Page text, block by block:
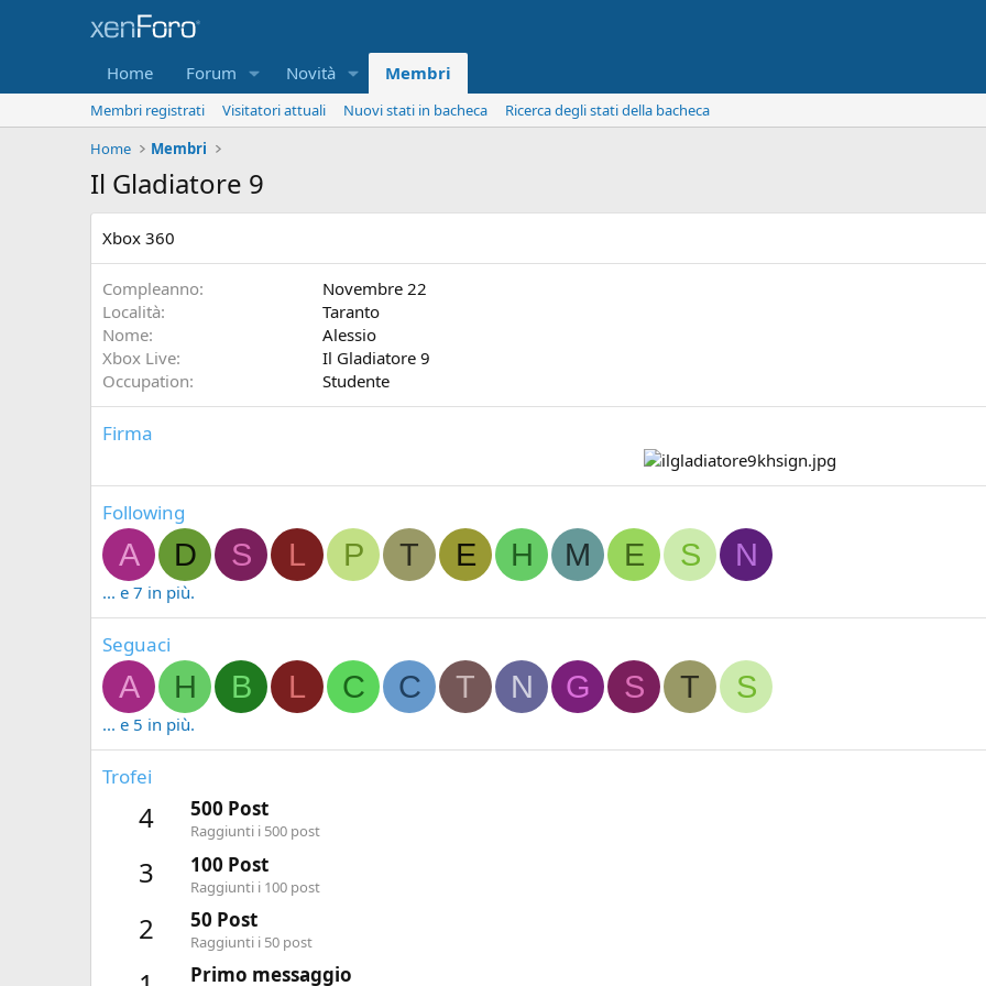
Home Forum Novità Membri
Membri registrati Visitatori attuali Nuovi stati in bacheca
Ricerca degli stati della bacheca
Home
Membri
Il Gladiatore 9
Xbox 360
Compleanno
Novembre 22
Località
Taranto
Nome
Alessio
Xbox Live
Il Gladiatore 9
Occupation
Studente
Firma
Following
A D S L P T E H M E S N
... e 7 in più.
Seguaci
A H B L C C T N G S T S
... e 5 in più.
Trofei
4 500 Post
Raggiunti i 500 post
3 100 Post
Raggiunti i 100 post
2 50 Post
Raggiunti i 50 post
Primo messaggio